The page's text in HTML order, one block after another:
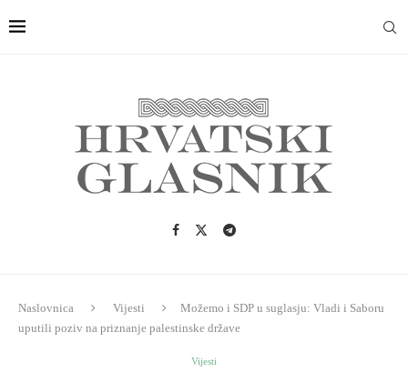
Naslovnica Vijesti
Možemo i SDP u suglasju: Vladi i Saboru
uputili poziv na priznanje palestinske države
Vijesti